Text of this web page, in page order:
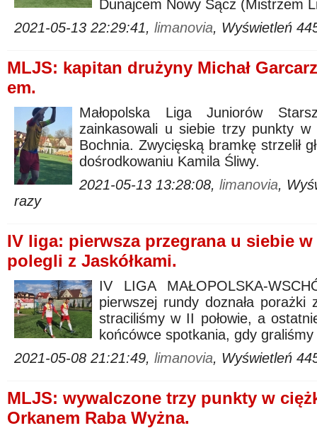
Dunajcem Nowy Sącz (Mistrzem
2021-05-13 22:29:41, limanovia, Wyświetleń
MLJS: kapitan drużyny Michał
em.
Małopolska Liga Juniorów
zainkasowali u siebie trzy punkty
Bochnia. Zwycięską bramkę strzelił
dośrodkowaniu Kamila Śliwy.
2021-05-13 13:28:08, limanovia,
razy
IV liga: pierwsza przegrana u siebie
polegli z Jaskółkami.
IV LIGA MAŁOPOLSKA-
pierwszej rundy doznała
straciliśmy w II połowie, a
końcówce spotkania, gdy graliśmy
2021-05-08 21:21:49, limanovia, Wyświetleń
MLJS: wywalczone trzy punkty w
Orkanem Raba Wyżna.